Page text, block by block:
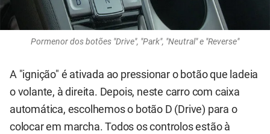
Pormenor dos botões "Drive", "Park", "Neutral" e "Reverse"
A "ignição" é ativada ao pressionar o botão que ladeia
o volante, à direita. Depois, neste carro com caixa
automática, escolhemos o botão D (Drive) para o
colocar em marcha. Todos os controlos estão à